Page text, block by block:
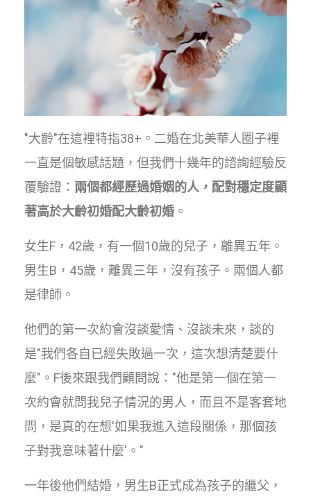
"大齡"在這裡特指38+。二婚在北美華人圈子裡
一直是個敏感話題，但我們十幾年的諮詢經驗反
覆驗證： 兩個都經歷過婚姻的人，配對穩定度顯
著高於大齡初婚配大齡初婚 。
女生F，42歲，有一個10歲的兒子，離異五年。
男生B，45歲，離異三年，沒有孩子。兩個人都
是律師。
他們的第一次約會沒談愛情、沒談未來，談的
是"我們各自已經失敗過一次，這次想清楚要什
麼"。F後來跟我們顧問說："他是第一個在第一
次約會就問我兒子情況的男人，而且不是客套地
問，是真的在想'如果我進入這段關係，那個孩
子對我意味著什麼'。"
一年後他們結婚，男生B正式成為孩子的繼父，